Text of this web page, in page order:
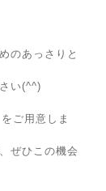
のあっさりと
い(^^)
ご用意しま
ぜひこの機会